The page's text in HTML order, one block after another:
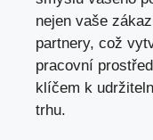
nejen vaše
partnery, což
pracovní
klíčem k
trhu.